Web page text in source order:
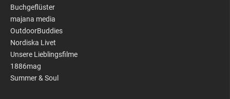
Buchgeflüster
majana media
OutdoorBuddies
Nordiska Livet
Unsere Lieblingsfilme
1886mag
Summer & Soul